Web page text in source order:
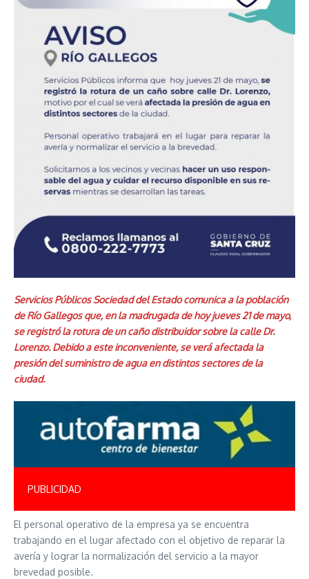
Servicios Públicos Sociedad del Estado comunica a la población
de Río Gallegos que, en la madrugada de hoy jueves 21 de mayo,
se registró la rotura de un caño distribuidor sobre la calle Dr.
Lorenzo. Debido a este inconveniente, se verá afectada la
presión del suministro de agua en distintos sectores de la
ciudad.
PUBLICIDAD
El personal operativo de la empresa ya se encuentra
trabajando en el lugar afectado con el objetivo de reparar la
avería y lograr la normalización del servicio a la mayor
brevedad posible.